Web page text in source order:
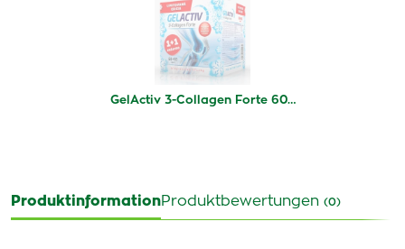
GelActiv 3-Collagen Forte 60…
ProduktinformationProduktbewertungen (0)